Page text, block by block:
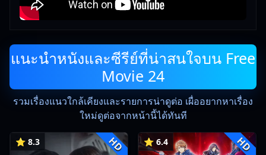
แนะนำหนังและซีรีย์ที่น่าสนใจบน Free
Movie 24
รวมเรื่องแนวใกล้เคียงและรายการน่าดูต่อ เผื่ออยากหาเรื่อง
ใหม่ดูต่อจากหน้านี้ได้ทันที
⭐ 8.3 HD ⭐ 6.4 HD